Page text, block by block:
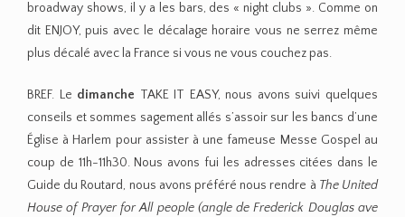
broadway shows, il y a les bars, des « night clubs ». Comme on
dit ENJOY, puis avec le décalage horaire vous ne serrez même
plus décalé avec la France si vous ne vous couchez pas.
BREF. Le dimanche TAKE IT EASY, nous avons suivi quelques
conseils et sommes sagement allés s’assoir sur les bancs d’une
Église à Harlem pour assister à une fameuse Messe Gospel au
coup de 11h-11h30. Nous avons fui les adresses citées dans le
Guide du Routard, nous avons préféré nous rendre à The United
House of Prayer for All people (angle de Frederick Douglas ave